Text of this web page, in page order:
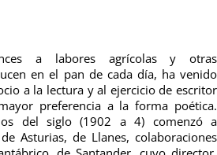
a labores agrícolas y otras
en el pan de cada día, ha venido
a la lectura y al ejercicio de escritor
preferencia a la forma poética.
del siglo (1902 a 4) comenzó a
Asturias, de Llanes, colaboraciones